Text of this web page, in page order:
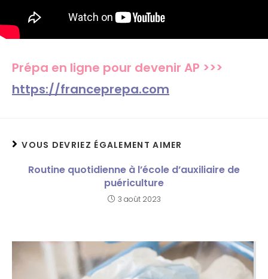
Prépa en ligne pour devenir AP >>>
https://franceprepa.com
VOUS DEVRIEZ ÉGALEMENT AIMER
Routine quotidienne à l’école d’auxiliaire de
puériculture
3 août 2023